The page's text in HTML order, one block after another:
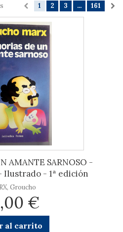
1 2 3 ... 161
AMANTE SARNOSO -
Ilustrado - 1ª edición
Groucho
€
al carrito